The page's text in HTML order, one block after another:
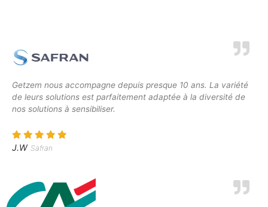
Getzem nous accompagne depuis presque 10 ans. La variété
de leurs solutions est parfaitement adaptée à la diversité de
nos solutions à sensibiliser.
J.W Safran